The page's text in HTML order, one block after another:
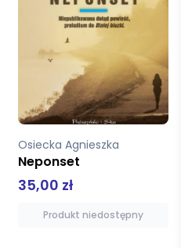
Osiecka Agnieszka
52,00 zł
Produkt niedostępny